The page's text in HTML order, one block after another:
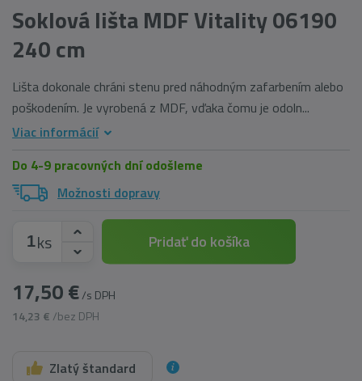
Soklová lišta MDF Vitality 06190
240 cm
Lišta dokonale chráni stenu pred náhodným zafarbením alebo
poškodením. Je vyrobená z MDF, vďaka čomu je odoln...
Viac informácií
Do 4-9 pracovných dní odošleme
Možnosti dopravy
ks
17,50 €/s DPH
14,23 € /bez DPH
Pridať do košíka
Zlatý štandard